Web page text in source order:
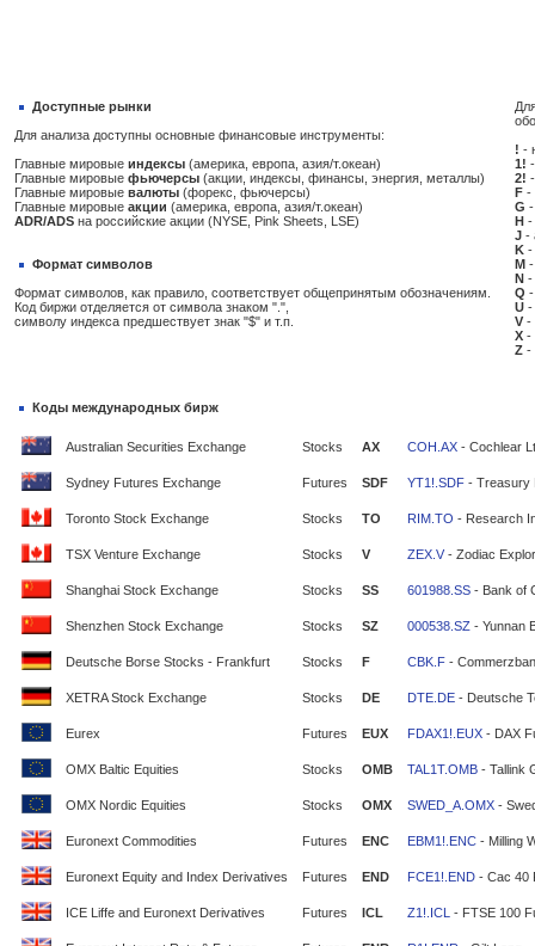
Доступные рынки
Для анализа доступны основные финансовые инструменты:
Главные мировые индексы (америка, европа, азия/т.океан)
Главные мировые фьючерсы (акции, индексы, финансы, энергия, металлы)
Главные мировые валюты (форекс, фьючерсы)
Главные мировые акции (америка, европа, азия/т.океан)
ADR/ADS на российские акции (NYSE, Pink Sheets, LSE)
Формат символов
Формат символов, как правило, соответствует общепринятым обозначениям.
Код биржи отделяется от символа знаком ".",
символу индекса предшествует знак "$" и т.п.
! -
1!
2!
F -
G
H -
J -
K -
M
N -
Q -
U -
V -
X -
Z -
Коды международных бирж
Australian Securities Exchange Stocks AX COH.AX - Cochlear
Sydney Futures Exchange Futures SDF YT1!.SDF - Treasury
Toronto Stock Exchange Stocks TO RIM.TO - Research
TSX Venture Exchange Stocks V ZEX.V - Zodiac
Shanghai Stock Exchange Stocks SS 601988.SS - Bank of
Shenzhen Stock Exchange Stocks SZ 000538.SZ - Yunnan
Deutsche Borse Stocks - Frankfurt Stocks F CBK.F -
XETRA Stock Exchange Stocks DE DTE.DE - Deutsche
Eurex Futures EUX FDAX1!.EUX - DAX
OMX Baltic Equities Stocks OMB TAL1T.OMB - Tallink
OMX Nordic Equities Stocks OMX SWED_A.OMX -
Euronext Commodities Futures ENC EBM1!.ENC - Milling
Euronext Equity and Index Derivatives Futures END FCE1!.END - Cac 40
ICE Liffe and Euronext Derivatives Futures ICL Z1!.ICL - FTSE 100